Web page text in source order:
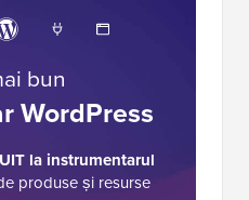
bun
WordPress
la instrumentarul
produse și resurse